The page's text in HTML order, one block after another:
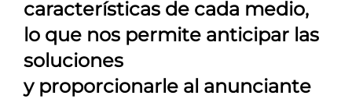
características de cada medio,
lo que nos permite anticipar las
soluciones
y proporcionarle al anunciante